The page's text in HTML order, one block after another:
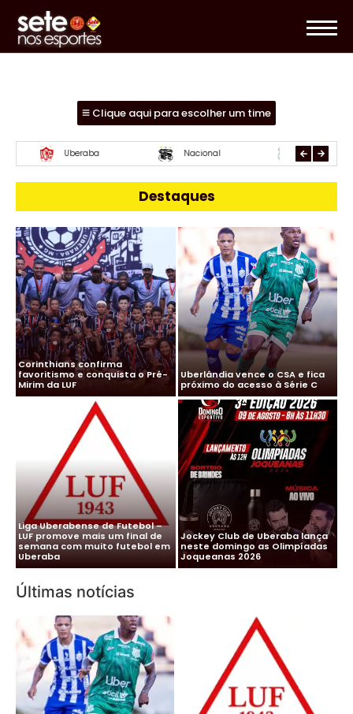
Clique aqui para escolher um time
Uberlândia Essube Mamoré
Destaques
Corinthians confirma
favoritismo e conquista o Pré-
Mirim da LUF
Uberlândia vence o CSA e fica
próximo do acesso à Série C
Liga Uberabense de Futebol –
LUF promove mais um final de
semana com muito futebol em
Uberaba
Jockey Club de Uberaba lança
neste domingo as Olimpíadas
Joqueanas 2026
Últimas notícias